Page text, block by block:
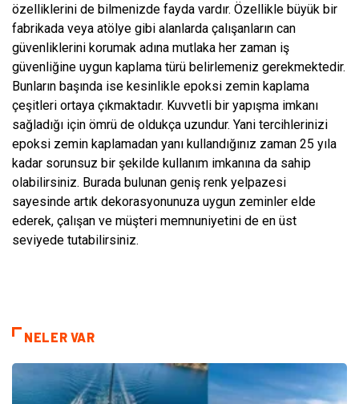
özelliklerini de bilmenizde fayda vardır. Özellikle büyük bir
fabrikada veya atölye gibi alanlarda çalışanların can
güvenliklerini korumak adına mutlaka her zaman iş
güvenliğine uygun kaplama türü belirlemeniz gerekmektedir.
Bunların başında ise kesinlikle epoksi zemin kaplama
çeşitleri ortaya çıkmaktadır. Kuvvetli bir yapışma imkanı
sağladığı için ömrü de oldukça uzundur. Yani tercihlerinizi
epoksi zemin kaplamadan yanı kullandığınız zaman 25 yıla
kadar sorunsuz bir şekilde kullanım imkanına da sahip
olabilirsiniz. Burada bulunan geniş renk yelpazesi
sayesinde artık dekorasyonunuza uygun zeminler elde
ederek, çalışan ve müşteri memnuniyetini de en üst
seviyede tutabilirsiniz.
NELER VAR